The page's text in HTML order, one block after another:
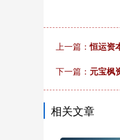
上一篇：恒运资
下一篇： 元宝枫
相关文章